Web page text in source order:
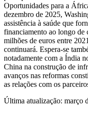
Oportunidades para a
dezembro de 2025,
assistência à saúde que
financiamento ao longo
milhões de euros entre
continuará. Espera-se
notadamente com a Índia
China na construção de
avanços nas reformas
as relações com os
Última atualização: março